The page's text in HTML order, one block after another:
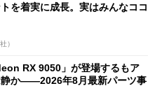
を着実に成長。実はみんなココ
）
RX 9050」が登場するもア
静か――2026年8月最新パーツ事